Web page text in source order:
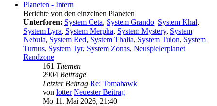
Planeten - Intern
Berichte von den einzelnen Planeten
Unterforen: System Ceta, System Grando, System Khal,
System Lyra, System Merpha, System Mystery, System
Nebula, System Red, System Thalia, System Tulon, System
Turnus, System Tyr, System Zonas, Neuspielerplanet,
Randzone
161 Themen
2904 Beiträge
Letzter Beitrag Re: Tomahawk
von lotter Neuester Beitrag
Mo 11. Mai 2026, 21:40